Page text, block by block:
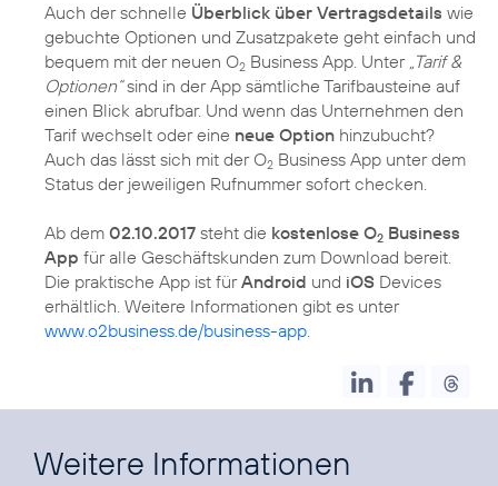
Auch der schnelle Überblick über Vertragsdetails wie
gebuchte Optionen und Zusatzpakete geht einfach und
bequem mit der neuen O2 Business App. Unter „Tarif &
Optionen“sind in der App sämtliche Tarifbausteine auf
einen Blick abrufbar. Und wenn das Unternehmen den
Tarif wechselt oder eine neue Option hinzubucht?
Auch das lässt sich mit der O2 Business App unter dem
Status der jeweiligen Rufnummer sofort checken.
Ab dem 02.10.2017 steht die kostenlose O2 Business
App für alle Geschäftskunden zum Download bereit.
Die praktische App ist fürAndroid und iOS Devices
erhältlich. Weitere Informationen gibt es unter
www.o2business.de/business-app.
Weitere Informationen